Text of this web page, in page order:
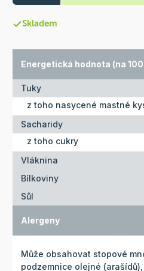
Skladem
Energetická hodnota (na 100
Tuky
z toho nasycené mastné
Sacharidy
z toho cukry
Vláknina
Bílkoviny
Sůl
Alergeny
Může obsahovat stopové
podzemnice olejné